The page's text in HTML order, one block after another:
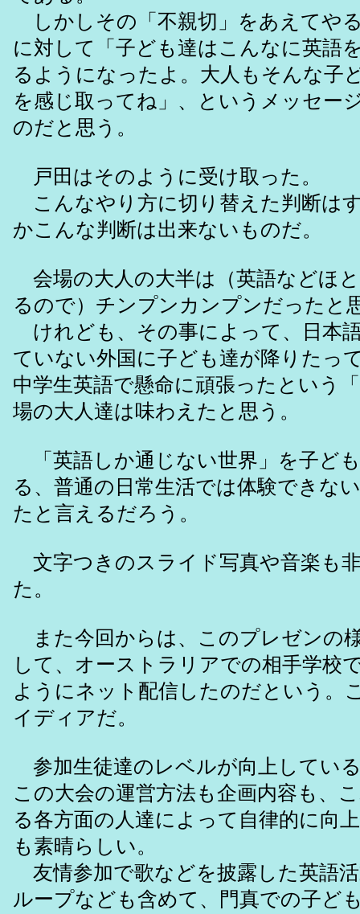
しかしその「不親切」をあえてや
に対して「子ども達はこんなに英語
るようになったよ。大人もそんな子
を感じ取ってね」、というメッセー
のだと思う。
戸田はそのように受け取った。
こんなやり方に切り替えた判断は
かこんな判断は出来ないものだ。
会場の大人の大半は（英語などほ
るので）チンプンカンプンだったと
けれども、その事によって、日本
ていない外国に子ども達が降りたっ
中学生英語で懸命に頑張ったという
場の大人達は味わえたと思う。
「英語しか通じない世界」を子ど
る、普通の日常生活では体験できな
たと言えるだろう。
文字つきのスライド写真や音楽も
た。
また今回からは、このプレゼンの
して、オーストラリアでの相手学校
ようにネット配信したのだという。
イディアだ。
参加生徒達のレベルが向上してい
この大会の運営方法も企画内容も、
る各方面の人達によって自律的に向
も素晴らしい。
友情参加で歌などを披露した英語
ループなども含めて、門真での子ど